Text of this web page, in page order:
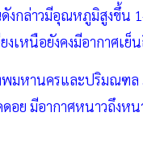
กล่าวมีอุณหภูมิสูงขึ้น
เหนือยังคงมีอากาศเย็
พมหานครและปริมณฑ
อย มีอากาศหนาวถึงห